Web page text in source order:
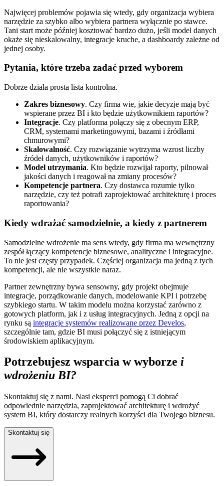
Najwięcej problemów pojawia się wtedy, gdy organizacja wybiera
narzędzie za szybko albo wybiera partnera wyłącznie po stawce.
Tani start może później kosztować bardzo dużo, jeśli model danych
okaże się nieskalowalny, integracje kruche, a dashboardy zależne od
jednej osoby.
Pytania, które trzeba zadać przed wyborem
Dobrze działa prosta lista kontrolna.
Zakres biznesowy. Czy firma wie, jakie decyzje mają być
wspierane przez BI i kto będzie użytkownikiem raportów?
Integracje. Czy platforma połączy się z obecnym ERP,
CRM, systemami marketingowymi, bazami i źródłami
chmurowymi?
Skalowalność. Czy rozwiązanie wytrzyma wzrost liczby
źródeł danych, użytkowników i raportów?
Model utrzymania. Kto będzie rozwijał raporty, pilnował
jakości danych i reagował na zmiany procesów?
Kompetencje partnera. Czy dostawca rozumie tylko
narzędzie, czy też potrafi zaprojektować architekturę i proces
raportowania?
Kiedy wdrażać samodzielnie, a kiedy z partnerem
Samodzielne wdrożenie ma sens wtedy, gdy firma ma wewnętrzny
zespół łączący kompetencje biznesowe, analityczne i integracyjne.
To nie jest częsty przypadek. Częściej organizacja ma jedną z tych
kompetencji, ale nie wszystkie naraz.
Partner zewnętrzny bywa sensowny, gdy projekt obejmuje
integracje, porządkowanie danych, modelowanie KPI i potrzebę
szybkiego startu. W takim modelu można korzystać zarówno z
gotowych platform, jak i z usług integracyjnych. Jedną z opcji na
rynku są integracje systemów realizowane przez Develos,
szczególnie tam, gdzie BI musi połączyć się z istniejącym
środowiskiem aplikacyjnym.
Potrzebujesz wsparcia w wyborze i
wdrożeniu BI?
Skontaktuj się z nami. Nasi eksperci pomogą Ci dobrać
odpowiednie narzędzia, zaprojektować architekturę i wdrożyć
system BI, który dostarczy realnych korzyści dla Twojego biznesu.
Skontaktuj się